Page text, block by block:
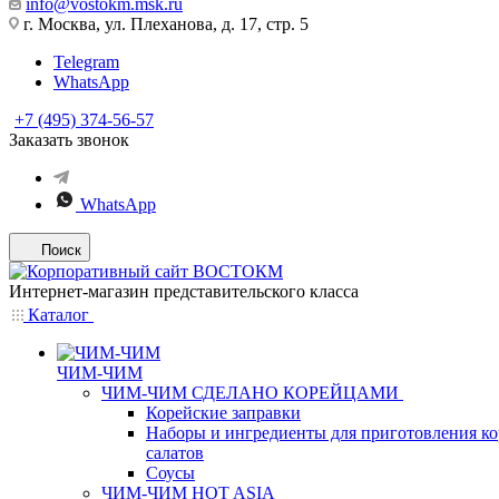
info@vostokm.msk.ru
г. Москва, ул. Плеханова, д. 17, стр. 5
Telegram
WhatsApp
+7 (495) 374-56-57
Заказать звонок
WhatsApp
Поиск
Интернет-магазин представительского класса
Каталог
ЧИМ-ЧИМ
ЧИМ-ЧИМ СДЕЛАНО КОРЕЙЦАМИ
Корейские заправки
Наборы и ингредиенты для приготовления
салатов
Соусы
ЧИМ-ЧИМ HOT ASIA